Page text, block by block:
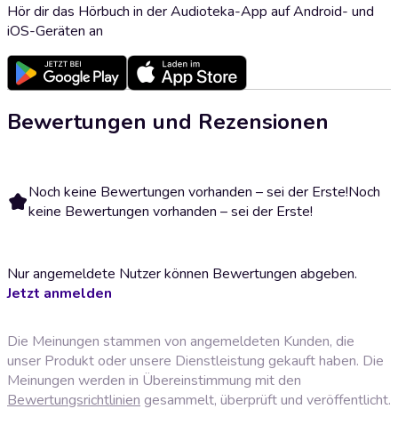
Hör dir das Hörbuch in der Audioteka-App auf Android- und
iOS-Geräten an
Bewertungen und Rezensionen
Noch keine Bewertungen vorhanden – sei der Erste!Noch
keine Bewertungen vorhanden – sei der Erste!
Nur angemeldete Nutzer können Bewertungen abgeben.
Jetzt anmelden
Die Meinungen stammen von angemeldeten Kunden, die
unser Produkt oder unsere Dienstleistung gekauft haben. Die
Meinungen werden in Übereinstimmung mit den
Bewertungsrichtlinien gesammelt, überprüft und veröffentlicht.